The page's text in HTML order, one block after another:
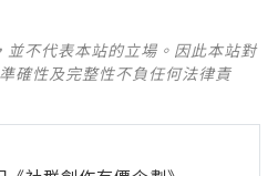
不代表本站的立場。因此本站對
確性及完整性不負任何法律責